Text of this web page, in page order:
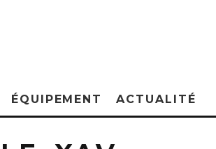
ÉQUIPEMENT ACTUALITÉ